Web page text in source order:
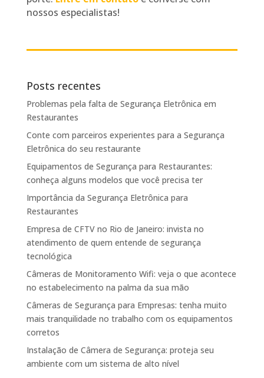
nossos especialistas!
Posts recentes
Problemas pela falta de Segurança Eletrônica em
Restaurantes
Conte com parceiros experientes para a Segurança
Eletrônica do seu restaurante
Equipamentos de Segurança para Restaurantes:
conheça alguns modelos que você precisa ter
Importância da Segurança Eletrônica para
Restaurantes
Empresa de CFTV no Rio de Janeiro: invista no
atendimento de quem entende de segurança
tecnológica
Câmeras de Monitoramento Wifi: veja o que acontece
no estabelecimento na palma da sua mão
Câmeras de Segurança para Empresas: tenha muito
mais tranquilidade no trabalho com os equipamentos
corretos
Instalação de Câmera de Segurança: proteja seu
ambiente com um sistema de alto nível